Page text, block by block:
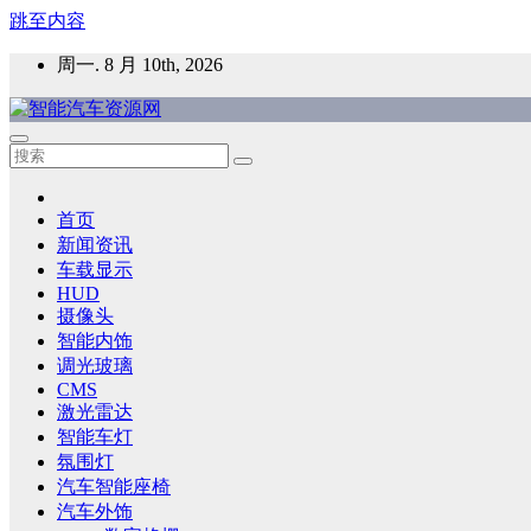
跳至内容
周一. 8 月 10th, 2026
智能汽车资源网
智能表面，智能内饰，新能源汽车，HMI，人车交互，智能车
首页
新闻资讯
车载显示
HUD
摄像头
智能内饰
调光玻璃
CMS
激光雷达
智能车灯
氛围灯
汽车智能座椅
汽车外饰